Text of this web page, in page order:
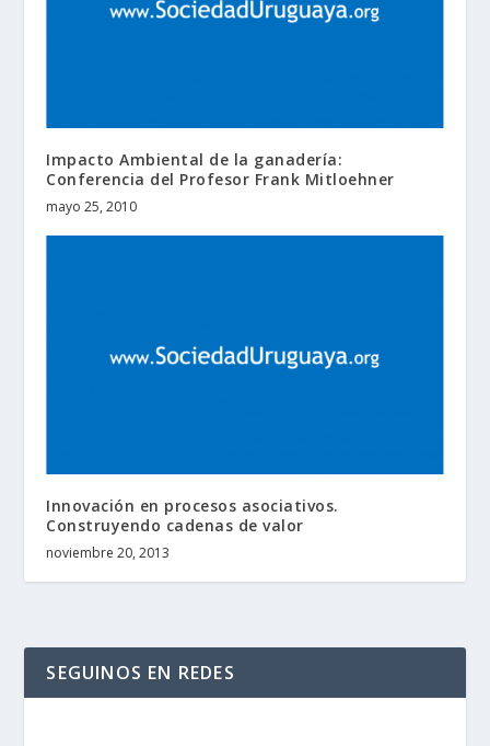
Impacto Ambiental de la ganadería:
Conferencia del Profesor Frank Mitloehner
mayo 25, 2010
Innovación en procesos asociativos.
Construyendo cadenas de valor
noviembre 20, 2013
SEGUINOS EN REDES